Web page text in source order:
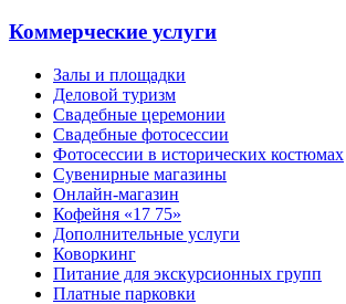
Коммерческие услуги
Залы и площадки
Деловой туризм
Свадебные церемонии
Свадебные фотосессии
Фотосессии в исторических костюмах
Сувенирные магазины
Онлайн-магазин
Кофейня «17 75»
Дополнительные услуги
Коворкинг
Питание для экскурсионных групп
Платные парковки